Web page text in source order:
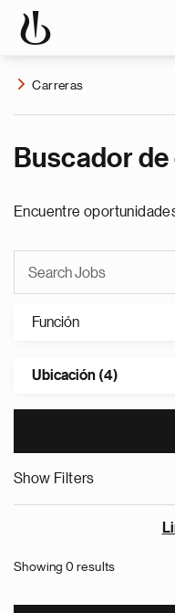
Carreras
Buscador
Encuentre
Función
Ubicación (4)
Show Filters
Showing 0 results